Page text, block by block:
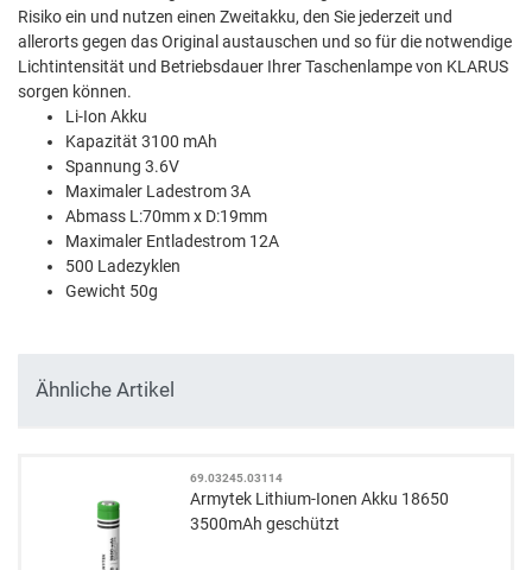
Risiko ein und nutzen einen Zweitakku, den Sie jederzeit und
allerorts gegen das Original austauschen und so für die notwendige
Lichtintensität und Betriebsdauer Ihrer Taschenlampe von KLARUS
sorgen können.
Li-Ion Akku
Kapazität 3100 mAh
Spannung 3.6V
Maximaler Ladestrom 3A
Abmass L:70mm x D:19mm
Maximaler Entladestrom 12A
500 Ladezyklen
Gewicht 50g
Ähnliche Artikel
69.03245.03114
Armytek Lithium-Ionen Akku 18650
3500mAh geschützt